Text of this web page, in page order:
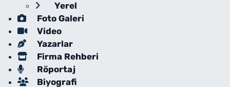
Yerel
Foto Galeri
Video
Yazarlar
Firma Rehberi
Röportaj
Biyografi